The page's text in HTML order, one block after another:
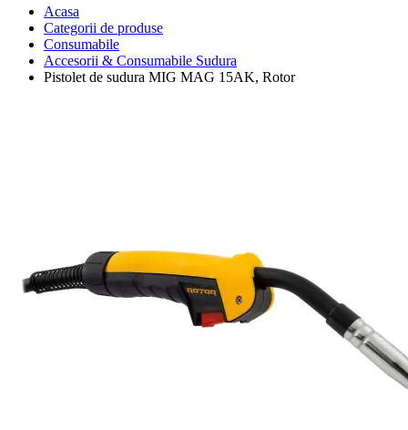
Acasa
Categorii de produse
Consumabile
Accesorii & Consumabile Sudura
Pistolet de sudura MIG MAG 15AK, Rotor